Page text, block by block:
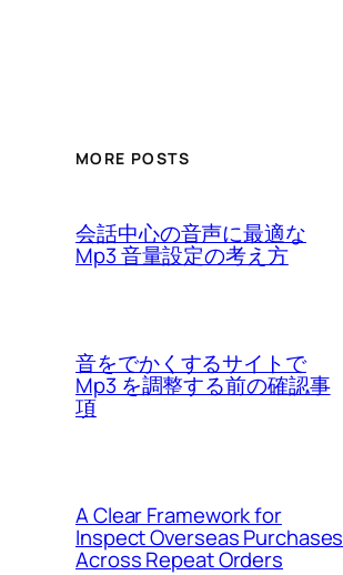
MORE POSTS
会話中心の音声に最適な
Mp3 音量設定の考え方
音をでかくするサイトで
Mp3 を調整する前の確認事
項
A Clear Framework for
Inspect Overseas Purchases
Across Repeat Orders